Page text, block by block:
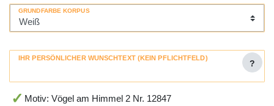
GRUNDFARBE KORPUS
IHR PERSÖNLICHER WUNSCHTEXT (KEIN PFLICHTFELD)
?
Motiv: Vögel am Himmel 2 Nr. 12847